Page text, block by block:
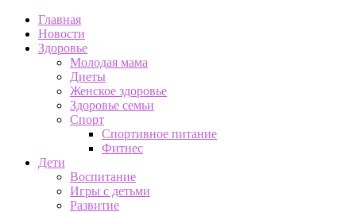
Главная
Новости
Здоровье
Молодая мама
Диеты
Женское здоровье
Здоровье семьи
Спорт
Спортивное питание
Фитнес
Дети
Воспитание
Игры с детьми
Развитие